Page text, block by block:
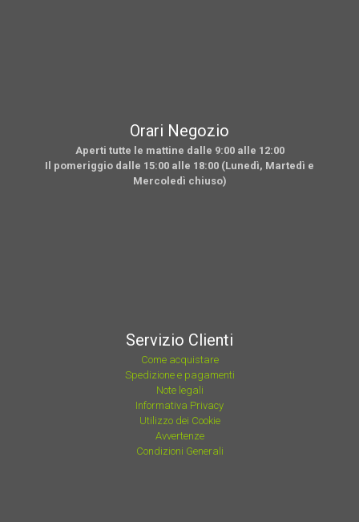
Orari Negozio
Aperti tutte le mattine dalle 9:00 alle 12:00
Il pomeriggio dalle 15:00 alle 18:00 (Lunedì, Martedì e
Mercoledì chiuso)
Servizio Clienti
Come acquistare
Spedizione e pagamenti
Note legali
Informativa Privacy
Utilizzo dei Cookie
Avvertenze
Condizioni Generali